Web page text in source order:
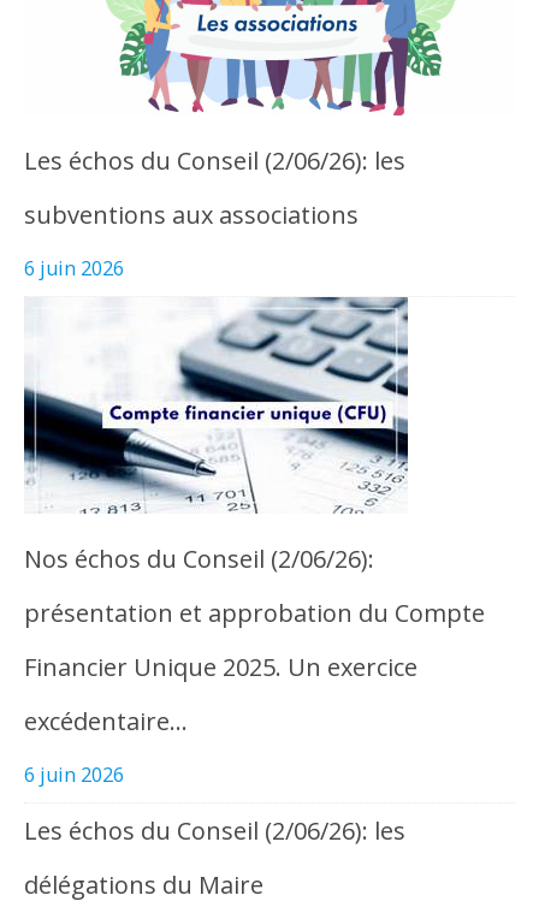
Les échos du Conseil (2/06/26): les
subventions aux associations
6 juin 2026
Nos échos du Conseil (2/06/26):
présentation et approbation du Compte
Financier Unique 2025. Un exercice
excédentaire…
6 juin 2026
Les échos du Conseil (2/06/26): les
délégations du Maire